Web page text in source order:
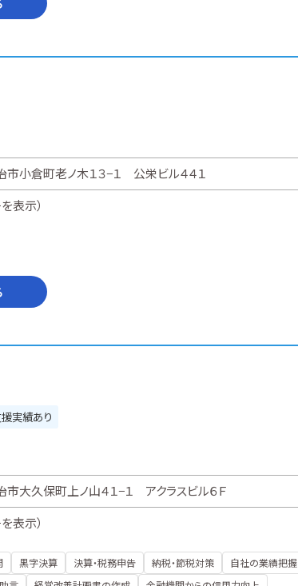
市小倉町老ノ木１３−１ 公栄ビル４４１
表示）
実績あり
市大久保町上ノ山４１−１ アクラスビル６Ｆ
表示）
黒字決算 決算・税務申告 納税・節税対策
自社の業績把握